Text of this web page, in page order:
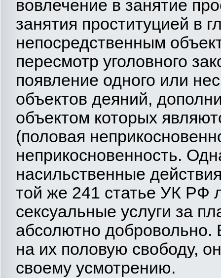
вовлечение в занятие
занятия проституцией в
непосредственным
пересмотр уголовного
появление одного или
объектов деяний,
объектом которых
(половая
неприкосновенность.
насильственные
той же 241 статье УК РФ
сексуальные услуги за
абсолютно добровольно.
на их половую свободу,
своему усмотрению.